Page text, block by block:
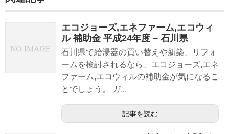
エコジョーズ,エネファーム,エコウィ
ル 補助金 平成24年度 – 石川県
石川県で給湯器の買い替えや新築、リフォ
ームを検討されるなら、エコジョーズ,エネ
ファーム,エコウィルの補助金が気になるこ
とでしょう。 ガ...
記事を読む